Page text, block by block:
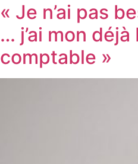
« Je n’ai pas
… j’ai mon
comptable »